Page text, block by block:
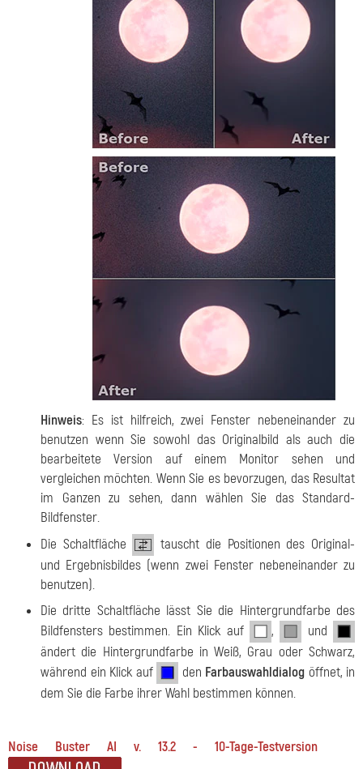
Hinweis: Es ist hilfreich, zwei Fenster nebeneinander zu
benutzen wenn Sie sowohl das Originalbild als auch die
bearbeitete Version auf einem Monitor sehen und
vergleichen möchten. Wenn Sie es bevorzugen, das Resultat
im Ganzen zu sehen, dann wählen Sie das Standard-
Bildfenster.
Die Schaltfläche
tauscht die Positionen des Original-
und Ergebnisbildes (wenn zwei Fenster nebeneinander zu
benutzen).
Die dritte Schaltfläche lässt Sie die Hintergrundfarbe des
Bildfensters bestimmen. Ein Klick auf
,
und
ändert die Hintergrundfarbe in Weiß, Grau oder Schwarz,
während ein Klick auf
den Farbauswahldialog öffnet, in
dem Sie die Farbe ihrer Wahl bestimmen können.
Noise Buster AI v. 13.2 - 10-Tage-Testversion